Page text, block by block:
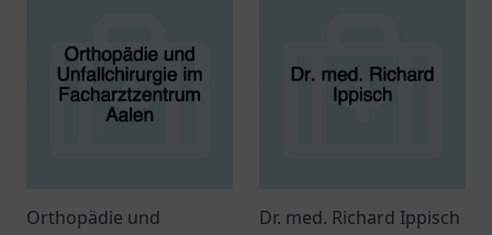
medizinische Betreuung.
Orthopädie und
Dr. med. Richard Ippisch